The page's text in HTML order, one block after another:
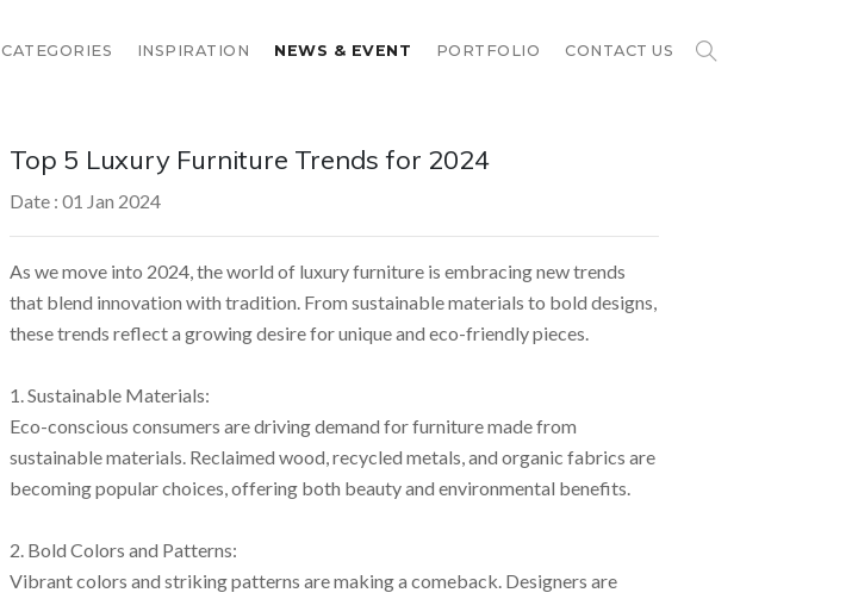
CATEGORIES INSPIRATION NEWS & EVENT PORTFOLIO CONTACT US
Top 5 Luxury Furniture Trends for 2024
Date : 01 Jan 2024
As we move into 2024, the world of luxury furniture is embracing new trends
that blend innovation with tradition. From sustainable materials to bold designs,
these trends reflect a growing desire for unique and eco-friendly pieces.
1. Sustainable Materials:
Eco-conscious consumers are driving demand for furniture made from
sustainable materials. Reclaimed wood, recycled metals, and organic fabrics are
becoming popular choices, offering both beauty and environmental benefits.
2. Bold Colors and Patterns:
Vibrant colors and striking patterns are making a comeback. Designers are